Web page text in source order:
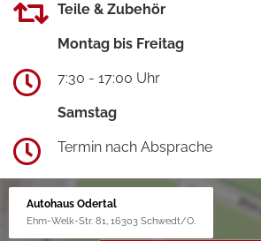
Teile & Zubehör
Montag bis Freitag
7:30 - 17:00 Uhr
Samstag
Termin nach Absprache
Autohaus Odertal
Ehm-Welk-Str. 81, 16303 Schwedt/O.